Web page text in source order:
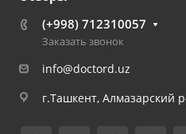
(+998) 712310057
Заказать звонок
info@doctord.uz
г.Ташкент, Алмазарский